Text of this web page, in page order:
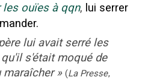
les ouïes à qqn, lui serrer
lui avait serré les
s'était moqué de
maraîcher » (La Presse,